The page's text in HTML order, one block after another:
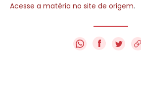
Acesse a matéria no site de origem.
f